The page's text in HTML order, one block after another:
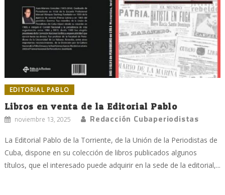
EDITORIAL PABLO
Libros en venta de la Editorial Pablo
noviembre 13, 2025 Redacción Cubaperiodistas
La Editorial Pablo de la Torriente, de la Unión de la Periodistas de
Cuba, dispone en su colección de libros publicados algunos
títulos, que el interesado puede adquirir en la sede de la editorial,...